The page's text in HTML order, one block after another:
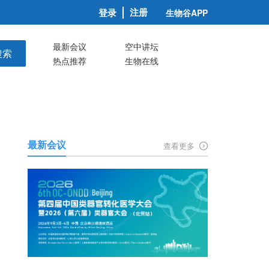
登录 注册 生物谷APP
最新会议
空中讲坛
热点推荐
生物在线
最新会议 查看更多